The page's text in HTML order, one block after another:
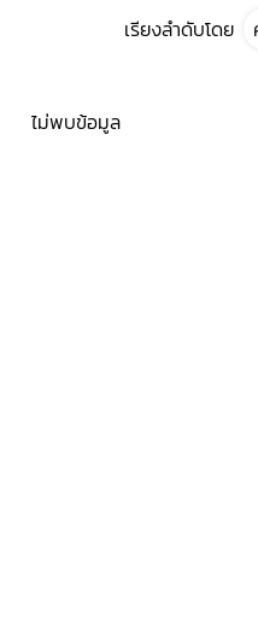
เรียงลำดับโดย
ไม่พบข้อมูล